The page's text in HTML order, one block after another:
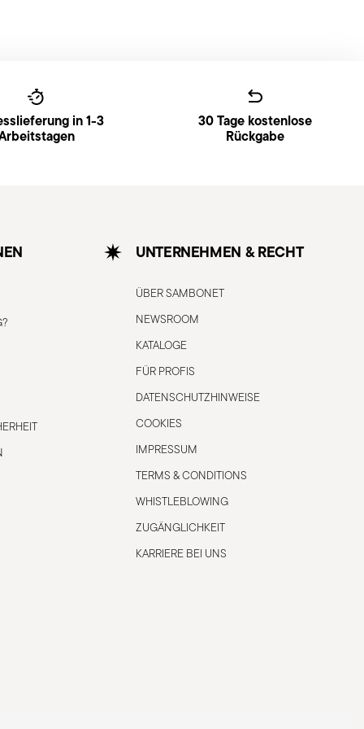
in 1-3 30 Tage kostenlose
Rückgabe
UNTERNEHMEN & RECHT
ÜBER SAMBONET
NEWSROOM
KATALOGE
FÜR PROFIS
DATENSCHUTZHINWEISE
COOKIES
IMPRESSUM
TERMS & CONDITIONS
WHISTLEBLOWING
ZUGÄNGLICHKEIT
KARRIERE BEI UNS